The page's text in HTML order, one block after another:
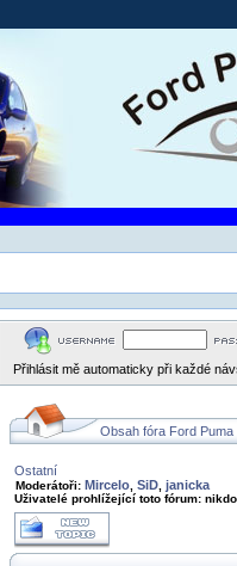
Přihlásit mě automaticky při každé
Obsah fóra Ford Puma
Ostatní
Moderátoři: Mircelo SiD janicka
Uživatelé prohlížející toto fórum: